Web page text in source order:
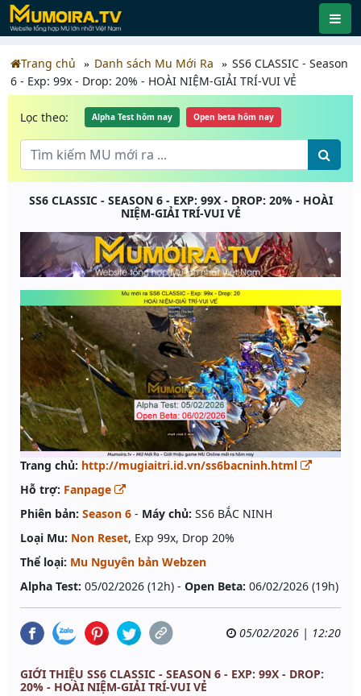
Trang chủ Danh sách Mu Mới Ra
SS6 CLASSIC - Season
6 - Exp: 99x - Drop: 20% - HOÀI NIỆM-GIẢI TRÍ-VUI VẺ
Lọc theo: Alpha Test hôm nay Open beta hôm nay
SS6 CLASSIC - SEASON 6 - EXP: 99X - DROP: 20% - HOÀI
NIỆM-GIẢI TRÍ-VUI VẺ
Trang chủ: http://mugiaitri.id.vn/ss6bacninh.html
Hỗ trợ: Fanpage
Phiên bản: Season 6 - Máy chủ: SS6 BẮC NINH
Loại Mu: Non Reset, Exp 99x, Drop 20%
Thể loại: Mu Nguyên bản Webzen
Alpha Test: 05/02/2026 (12h) - Open Beta: 06/02/2026 (19h)
05/02/2026 | 12:20
GIỚI THIỆU SS6 CLASSIC - SEASON 6 - EXP: 99X - DROP:
20% - HOÀI NIỆM-GIẢI TRÍ-VUI VẺ